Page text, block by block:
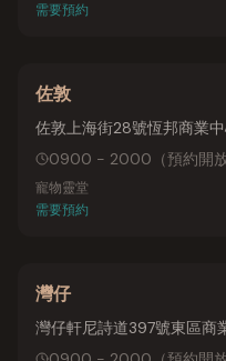
需要預約
佐敦
佐敦上海街28號恆邦商業
0900 - 2000 （預約開
寵物靈堂
需要預約
灣仔
灣仔軒尼詩道397號東區商